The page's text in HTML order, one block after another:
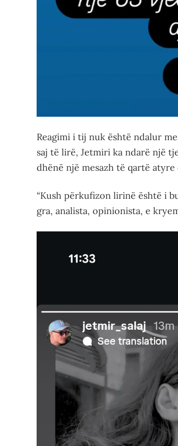
Reagimi i tij nuk është ndalur
saj të lirë, Jetmiri ka ndarë një
dhënë një mesazh të qartë
“Kush përkufizon lirinë është i
gra, analista, opinionista, e